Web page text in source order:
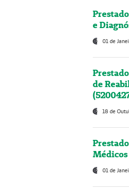
e
01 de
de
18 de
Médicos
01 de